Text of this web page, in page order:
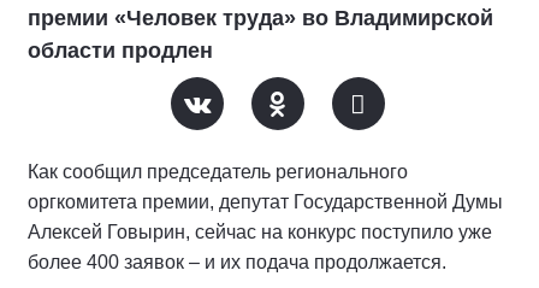
премии «Человек труда» во Владимирской
области продлен
Как сообщил председатель регионального
оргкомитета премии, депутат Государственной Думы
Алексей Говырин, сейчас на конкурс поступило уже
более 400 заявок – и их подача продолжается.